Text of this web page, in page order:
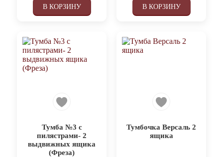
В КОРЗИНУ В КОРЗИНУ
Тумба №3 с
пилястрами- 2
выдвижных ящика
(Фреза)
Тумбочка Версаль 2
ящика